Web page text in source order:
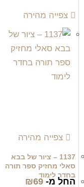
צפייה מהירה
צפייה מהירה
1137 – ציור של בבא
סאלי מחזיק ספר תורה
בחדר לימוד
החל מ- ₪69